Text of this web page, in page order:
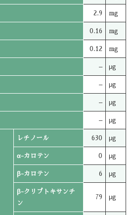
2.9 mg
0.16 mg
0.12 mg
– μg
– μg
– μg
– μg
レチノール 630 μg
α-カロテン 0 μg
β-カロテン 6 μg
β-クリプトキサンチ
ン
79 μg